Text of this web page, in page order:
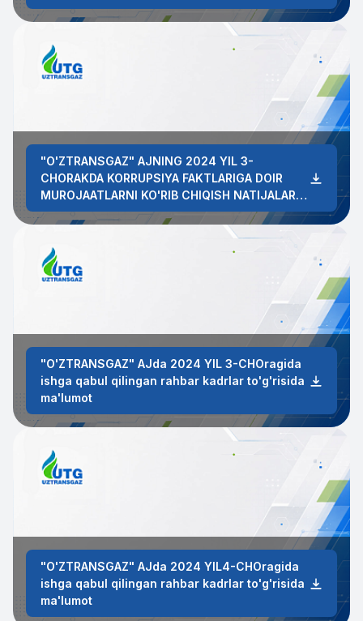
"O'ZTRANSGAZ" AJNING 2024 YIL 3-
CHORAKDA KORRUPSIYA FAKTLARIGA DOIR
MUROJAATLARNI KO'RIB CHIQISH NATIJALARI
HAQIDAGI HISOBOT
"O'ZTRANSGAZ" AJda 2024 YIL 3-CHOragida
ishga qabul qilingan rahbar kadrlar to'g'risida
ma'lumot
"O'ZTRANSGAZ" AJda 2024 YIL4-CHOragida
ishga qabul qilingan rahbar kadrlar to'g'risida
ma'lumot